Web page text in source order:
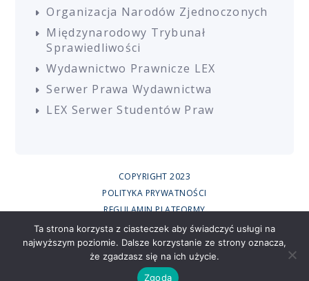
Organizacja Narodów Zjednoczonych
Międzynarodowy Trybunał
Sprawiedliwości
Wydawnictwo Prawnicze LEX
Serwer Prawa Wydawnictwa
LEX Serwer Studentów Praw
COPYRIGHT 2023
POLITYKA PRYWATNOŚCI
REGULAMIN PLATFORMY
REGULAMIN SZKOLEŃ
UCZESTNICY SZKOLEŃ ONLINE
RODO
CREATED BY
Ta strona korzysta z ciasteczek aby świadczyć usługi na
najwyższym poziomie. Dalsze korzystanie ze strony oznacza,
że zgadzasz się na ich użycie.
Zgoda